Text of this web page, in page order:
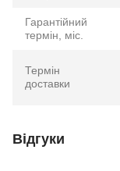
Гарантійний
термін, міс.
Термін
доставки
Відгуки